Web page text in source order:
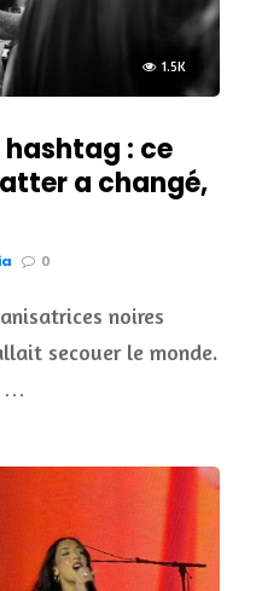
1.5K
hashtag : ce
a changé,
0
noires
secouer le monde.
…